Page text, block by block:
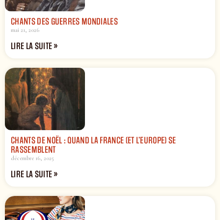
CHANTS DES GUERRES MONDIALES
mai 21, 2026
LIRE LA SUITE »
CHANTS DE NOËL : QUAND LA FRANCE (ET L’EUROPE) SE
RASSEMBLENT
décembre 16, 2025
LIRE LA SUITE »